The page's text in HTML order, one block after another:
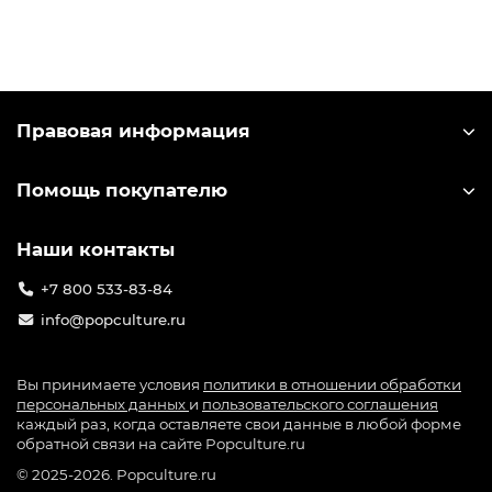
Правовая информация
Помощь покупателю
Наши контакты
+7 800 533-83-84
info@popculture.ru
Вы принимаете условия политики в отношении обработки
персональных данных и пользовательского соглашения
каждый раз, когда оставляете свои данные в любой форме
обратной связи на сайте Popculture.ru
© 2025-2026. Popculture.ru